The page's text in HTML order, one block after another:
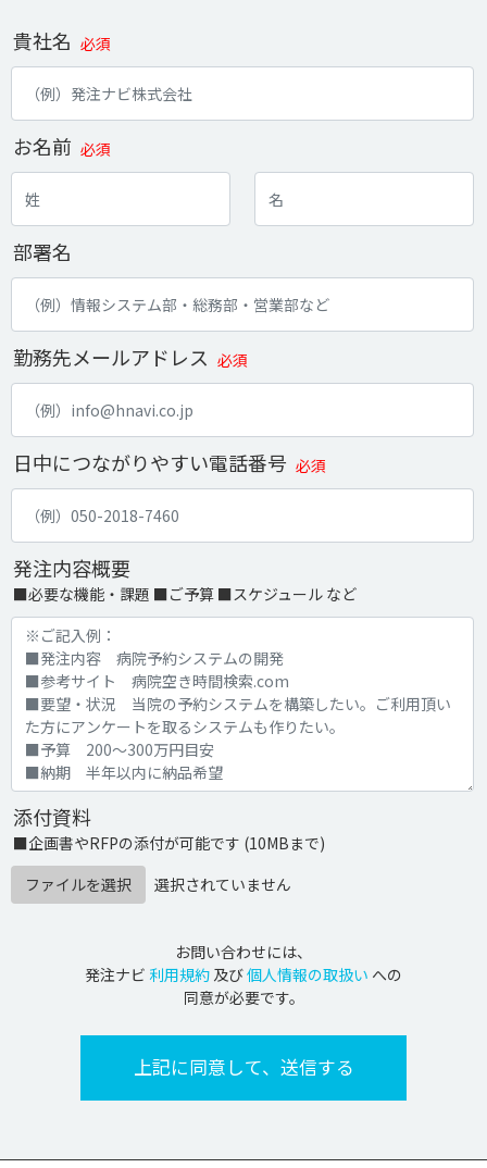
貴社名 必須
お名前 必須
部署名
勤務先メールアドレス 必須
日中につながりやすい電話番号 必須
発注内容概要
■必要な機能・課題 ■ご予算 ■スケジュール など
添付資料
■企画書やRFPの添付が可能です (10MBまで)
ファイルを選択
選択されていません
お問い合わせには、
発注ナビ 利用規約 及び個人情報の取扱い への
同意が必要です。